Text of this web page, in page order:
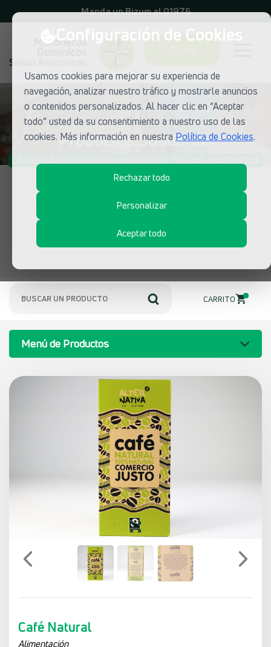
Configuración de Cookies
Usamos cookies para mejorar su experiencia de
navegación, analizar nuestro tráfico y mostrarle anuncios
o contenidos personalizados. Al hacer clic en “Aceptar
todo” usted da su consentimiento a nuestro uso de las
cookies. Más información en nuestra Política de Cookies.
Rechazar todo
Personalizar
Aceptar todo
Manda un Bizum al 01976
Productos Solidarios
CARRITO 0
Menú de Productos
Previo
Café Natural
Alimentación